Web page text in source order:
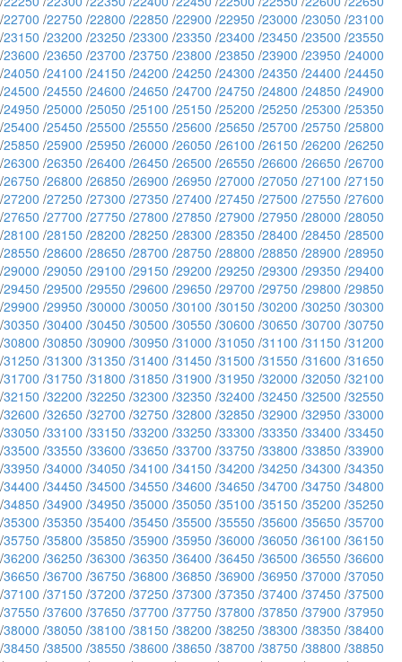
/22700 /22750 /22800 /22850 /22900 /22950 /23000 /23050 /23100
/23150 /23200 /23250 /23300 /23350 /23400 /23450 /23500 /23550
/23600 /23650 /23700 /23750 /23800 /23850 /23900 /23950 /24000
/24050 /24100 /24150 /24200 /24250 /24300 /24350 /24400 /24450
/24500 /24550 /24600 /24650 /24700 /24750 /24800 /24850 /24900
/24950 /25000 /25050 /25100 /25150 /25200 /25250 /25300 /25350
/25400 /25450 /25500 /25550 /25600 /25650 /25700 /25750 /25800
/25850 /25900 /25950 /26000 /26050 /26100 /26150 /26200 /26250
/26300 /26350 /26400 /26450 /26500 /26550 /26600 /26650 /26700
/26750 /26800 /26850 /26900 /26950 /27000 /27050 /27100 /27150
/27200 /27250 /27300 /27350 /27400 /27450 /27500 /27550 /27600
/27650 /27700 /27750 /27800 /27850 /27900 /27950 /28000 /28050
/28100 /28150 /28200 /28250 /28300 /28350 /28400 /28450 /28500
/28550 /28600 /28650 /28700 /28750 /28800 /28850 /28900 /28950
/29000 /29050 /29100 /29150 /29200 /29250 /29300 /29350 /29400
/29450 /29500 /29550 /29600 /29650 /29700 /29750 /29800 /29850
/29900 /29950 /30000 /30050 /30100 /30150 /30200 /30250 /30300
/30350 /30400 /30450 /30500 /30550 /30600 /30650 /30700 /30750
/30800 /30850 /30900 /30950 /31000 /31050 /31100 /31150 /31200
/31250 /31300 /31350 /31400 /31450 /31500 /31550 /31600 /31650
/31700 /31750 /31800 /31850 /31900 /31950 /32000 /32050 /32100
/32150 /32200 /32250 /32300 /32350 /32400 /32450 /32500 /32550
/32600 /32650 /32700 /32750 /32800 /32850 /32900 /32950 /33000
/33050 /33100 /33150 /33200 /33250 /33300 /33350 /33400 /33450
/33500 /33550 /33600 /33650 /33700 /33750 /33800 /33850 /33900
/33950 /34000 /34050 /34100 /34150 /34200 /34250 /34300 /34350
/34400 /34450 /34500 /34550 /34600 /34650 /34700 /34750 /34800
/34850 /34900 /34950 /35000 /35050 /35100 /35150 /35200 /35250
/35300 /35350 /35400 /35450 /35500 /35550 /35600 /35650 /35700
/35750 /35800 /35850 /35900 /35950 /36000 /36050 /36100 /36150
/36200 /36250 /36300 /36350 /36400 /36450 /36500 /36550 /36600
/36650 /36700 /36750 /36800 /36850 /36900 /36950 /37000 /37050
/37100 /37150 /37200 /37250 /37300 /37350 /37400 /37450 /37500
/37550 /37600 /37650 /37700 /37750 /37800 /37850 /37900 /37950
/38000 /38050 /38100 /38150 /38200 /38250 /38300 /38350 /38400
/38450 /38500 /38550 /38600 /38650 /38700 /38750 /38800 /38850